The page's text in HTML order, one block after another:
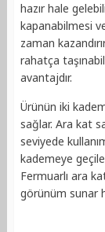
hazır hale
kapanabilmesi
zaman
rahatça
avantajdır.
Ürünün iki
sağlar. Ara kat
seviyede
kademeye
Fermuarlı ara
görünüm sunar